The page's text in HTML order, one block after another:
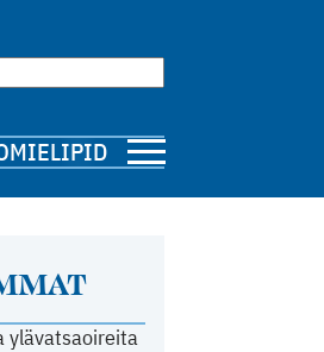
MIELIPIDE
ylävatsaoireita